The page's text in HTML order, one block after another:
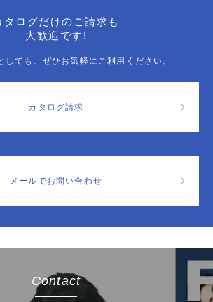
タログだけのご請求も
大歓迎です!
しても、ぜひお気軽にご利用ください。
カタログ請求
メールでお問い合わせ
Contact